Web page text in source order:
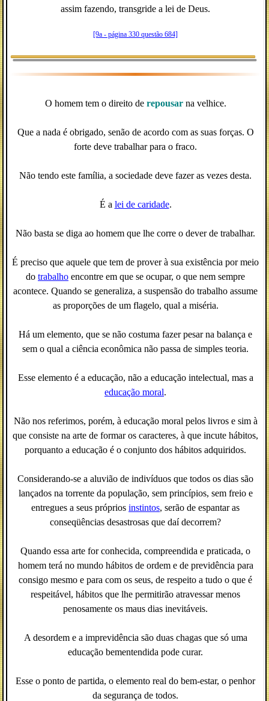
assim fazendo, transgride a lei de Deus.
[9a - página 330 questão 684]
O homem tem o direito de repousarna velhice.
Que a nada é obrigado, senão de acordo com as suas forças. O
forte deve trabalhar para o fraco.
Não tendo este família, a sociedade deve fazer as vezes desta.
É a lei de caridade.
Não basta se diga ao homem que lhe corre o dever de trabalhar.
É preciso que aquele que tem de prover à sua existência por meio
do trabalho encontre em que se ocupar, o que nem sempre
acontece. Quando se generaliza, a suspensão do trabalho assume
as proporções de um flagelo, qual a miséria.
Há um elemento, que se não costuma fazer pesar na balança e
sem o qual a ciência econômica não passa de simples teoria.
Esse elemento é a educação, não a educação intelectual, mas a
educação moral.
Não nos referimos, porém, à educação moral pelos livros e sim à
que consiste na arte de formar os caracteres, à que incute hábitos,
porquanto a educação é o conjunto dos hábitos adquiridos.
Considerando-se a aluvião de indivíduos que todos os dias são
lançados na torrente da população, sem princípios, sem freio e
entregues a seus próprios instintos, serão de espantar as
conseqüências desastrosas que daí decorrem?
Quando essa arte for conhecida, compreendida e praticada, o
homem terá no mundo hábitos de ordem e de previdência para
consigo mesmo e para com os seus, de respeito a tudo o que é
respeitável, hábitos que lhe permitirão atravessar menos
penosamente os maus dias inevitáveis.
A desordem e a imprevidência são duas chagas que só uma
educação bementendida pode curar.
Esse o ponto de partida, o elemento real do bem-estar, o penhor
da segurança de todos.